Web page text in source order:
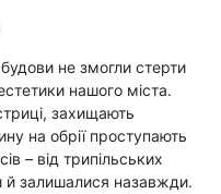
не змогли стерти
нашого міста.
захищають
на обрії проступають
– від трипільських
залишалися назавжди.